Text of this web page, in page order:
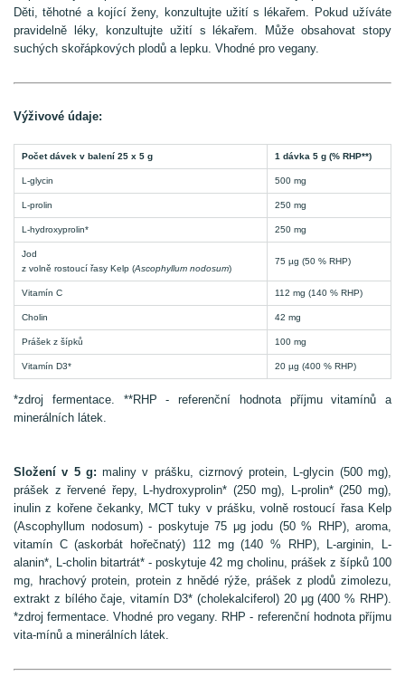
Děti, těhotné a kojící ženy, konzultujte užití s lékařem. Pokud užíváte
pravidelně léky, konzultujte užití s lékařem. Může obsahovat stopy
suchých skořápkových plodů a lepku. Vhodné pro vegany.
Výživové údaje:
Počet dávek v balení 25 x 5 g 1 dávka 5 g (% RHP**)
L-glycin 500 mg
L-prolin 250 mg
L-hydroxyprolin* 250 mg
Jod
z volně rostoucí řasy Kelp (Ascophyllum nodosum)
75 µg (50 % RHP)
Vitamín C 112 mg (140 % RHP)
Cholin 42 mg
Prášek z šípků 100 mg
Vitamín D3* 20 µg (400 % RHP)
*zdroj fermentace. **RHP - referenční hodnota příjmu vitamínů a
minerálních látek.
Složení v 5 g: maliny v prášku, cizrnový protein, L-glycin (500 mg),
prášek z řervené řepy, L-hydroxyprolin* (250 mg), L-prolin* (250 mg),
inulin z kořene čekanky, MCT tuky v prášku, volně rostoucí řasa Kelp
(Ascophyllum nodosum) - poskytuje 75 μg jodu (50 % RHP), aroma,
vitamín C (askorbát hořečnatý) 112 mg (140 % RHP), L-arginin, L-
alanin*, L-cholin bitartrát* - poskytuje 42 mg cholinu, prášek z šípků 100
mg, hrachový protein, protein z hnědé rýže, prášek z plodů zimolezu,
extrakt z bílého čaje, vitamín D3* (cholekalciferol) 20 μg (400 % RHP).
*zdroj fermentace. Vhodné pro vegany. RHP - referenční hodnota příjmu
vita-mínů a minerálních látek.